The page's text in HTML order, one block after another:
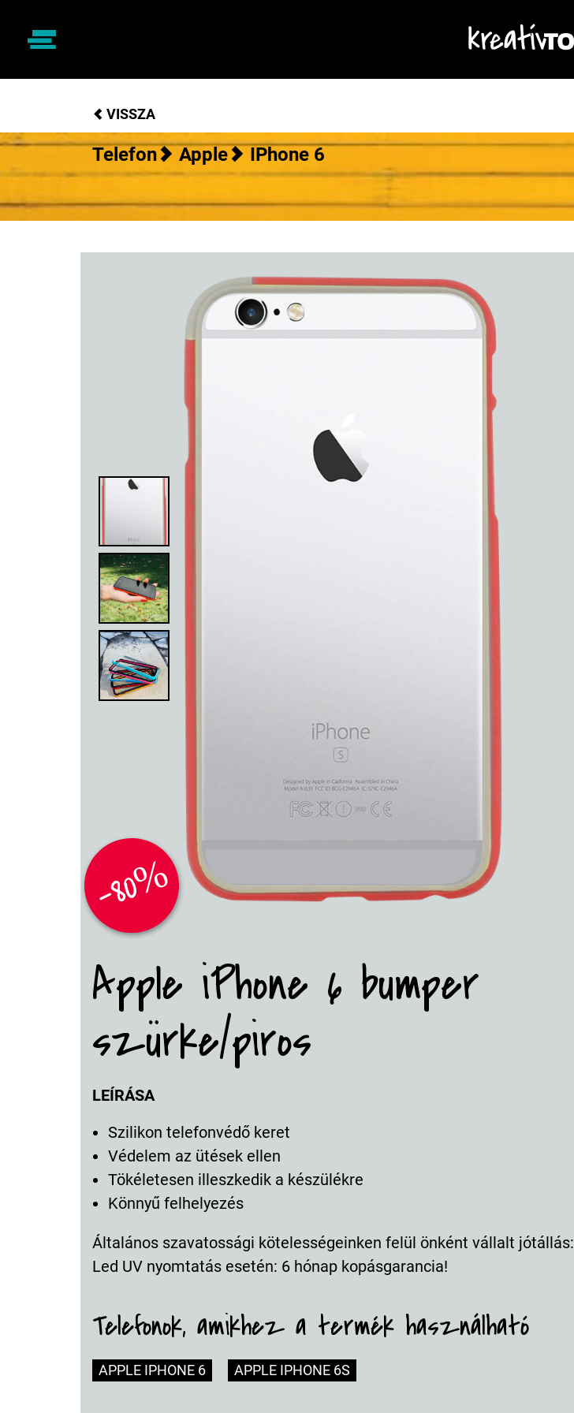
VISSZA
Telefon Apple IPhone 6
-80%
Apple iPhone 6 bumper
szürke/piros
LEÍRÁSA
Szilikon telefonvédő keret
Védelem az ütések ellen
Tökéletesen illeszkedik a készülékre
Könnyű felhelyezés
Általános szavatossági kötelességeinken felül önként vállalt jótállás:
Led UV nyomtatás esetén: 6 hónap kopásgarancia!
Telefonok, amikhez a termék használható
APPLE IPHONE 6 APPLE IPHONE 6S